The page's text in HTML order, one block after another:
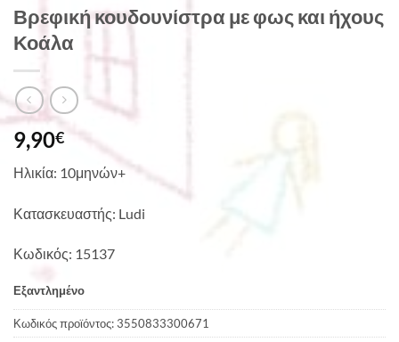
Βρεφική κουδουνίστρα με φως και ήχους
Κοάλα
9,90€
Ηλικία: 10μηνών+
Κατασκευαστής: Ludi
Κωδικός: 15137
Εξαντλημένο
Κωδικός προϊόντος:3550833300671